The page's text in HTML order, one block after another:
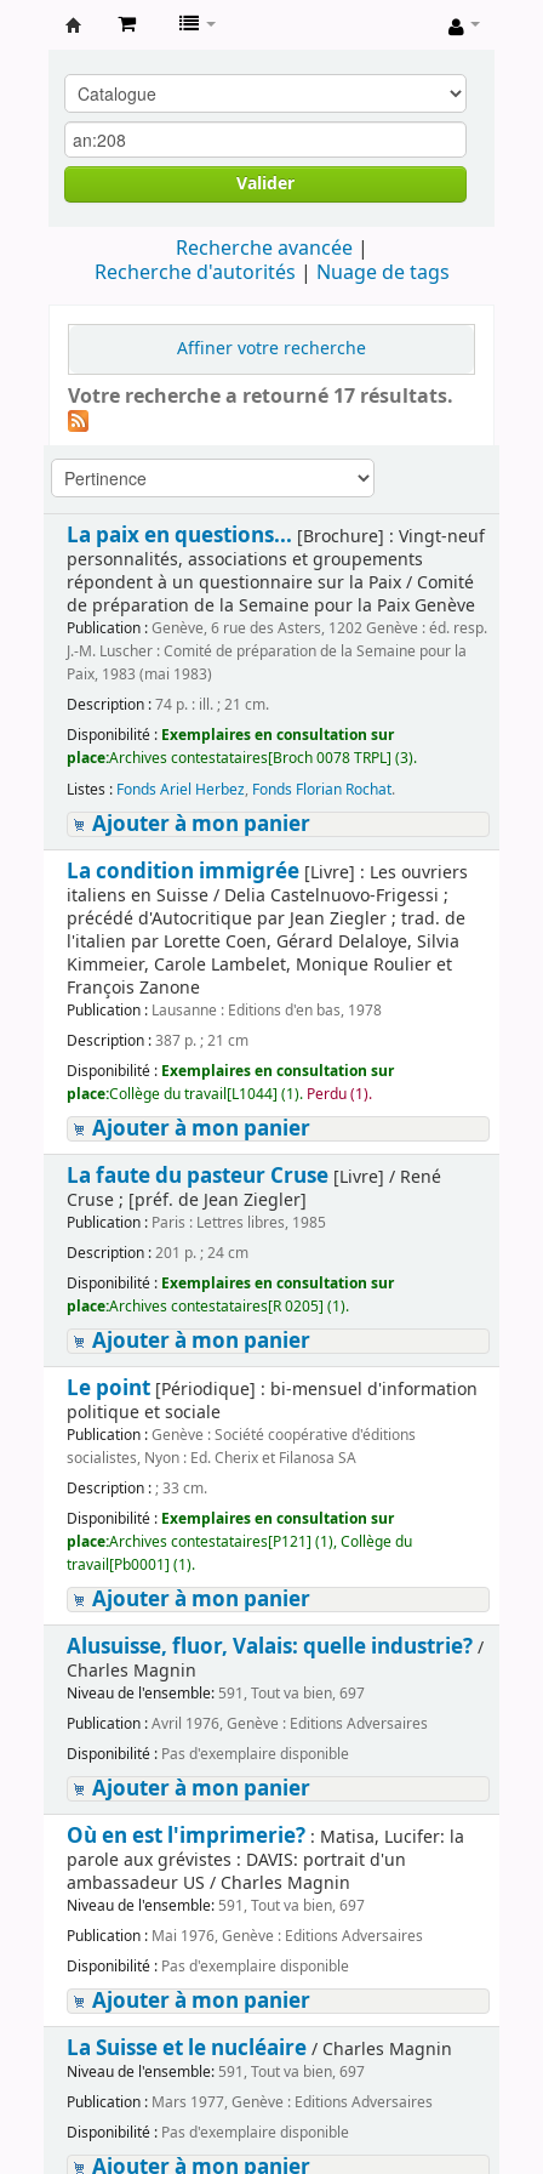
contestataires
Valider
Recherche avancée
Recherche d'autorités
Nuage de tags
Affiner votre recherche
Votre recherche a retourné 17 résultats.
La paix en questions... [Brochure] : Vingt-neuf
personnalités, associations et groupements
répondent à un questionnaire sur la Paix / Comité
de préparation de la Semaine pour la Paix Genève
Publication :Genève, 6 rue des Asters, 1202 Genève : éd. resp.
J.-M. Luscher : Comité de préparation de la Semaine pour la
Paix, 1983 (mai 1983)
Description :74 p. : ill. ; 21 cm.
Disponibilité : Exemplaires en consultation sur
place:Archives contestataires[Broch 0078 TRPL] (3).
Listes : Fonds Ariel Herbez, Fonds Florian Rochat.
Ajouter à mon panier
La condition immigrée[Livre] : Les ouvriers
italiens en Suisse / Delia Castelnuovo-Frigessi ;
précédé d'Autocritique par Jean Ziegler ; trad. de
l'italien par Lorette Coen, Gérard Delaloye, Silvia
Kimmeier, Carole Lambelet, Monique Roulier et
François Zanone
Publication : Lausanne : Editions d'en bas, 1978
Description :387 p. ; 21 cm
Disponibilité : Exemplaires en consultation sur
place:Collège du travail[L1044] (1). Perdu (1).
Ajouter à mon panier
La faute du pasteur Cruse [Livre] / René
Cruse ; [préf. de Jean Ziegler]
Publication : Paris : Lettres libres, 1985
Description :201 p. ; 24 cm
Disponibilité : Exemplaires en consultation sur
place:Archives contestataires[R 0205] (1).
Ajouter à mon panier
Le point[Périodique] : bi-mensuel d'information
politique et sociale
Publication :Genève : Société coopérative d'éditions
socialistes, Nyon : Ed. Cherix et Filanosa SA
Description :; 33 cm.
Disponibilité : Exemplaires en consultation sur
place:Archives contestataires[P121] (1), Collège du
travail[Pb0001] (1).
Ajouter à mon panier
Alusuisse, fluor, Valais: quelle industrie?/
Charles Magnin
Niveau de l'ensemble: 591, Tout va bien, 697
Publication :Avril 1976, Genève : Editions Adversaires
Disponibilité : Pas d'exemplaire disponible
Ajouter à mon panier
Où en est l'imprimerie?: Matisa, Lucifer: la
parole aux grévistes : DAVIS: portrait d'un
ambassadeur US / Charles Magnin
Niveau de l'ensemble: 591, Tout va bien, 697
Publication : Mai 1976, Genève : Editions Adversaires
Disponibilité : Pas d'exemplaire disponible
Ajouter à mon panier
La Suisse et le nucléaire/ Charles Magnin
Niveau de l'ensemble: 591, Tout va bien, 697
Publication : Mars 1977, Genève : Editions Adversaires
Disponibilité : Pas d'exemplaire disponible
Ajouter à mon panier